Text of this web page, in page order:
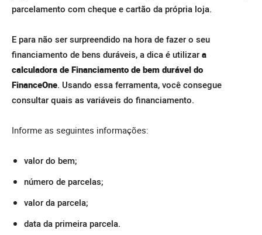
parcelamento com cheque e cartão da própria loja.
E para não ser surpreendido na hora de fazer o seu
financiamento de bens duráveis, a dica é utilizar a
calculadora de Financiamento de bem durável do
FinanceOne. Usando essa ferramenta, você consegue
consultar quais as variáveis do financiamento.
Informe as seguintes informações:
valor do bem;
número de parcelas;
valor da parcela;
data da primeira parcela.